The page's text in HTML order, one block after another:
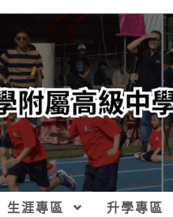
生涯專區 升學專區